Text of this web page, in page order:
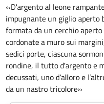
‹‹D'argento al leone
impugnante un giglio aperto
formata da un cerchio
cordonate a muro sui
sedici porte, ciascuna
rondine, il tutto d'argento e
decussati, uno d’alloro e
da un nastro tricolore››